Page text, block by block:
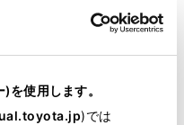
使用します。
)では
住所自動入力